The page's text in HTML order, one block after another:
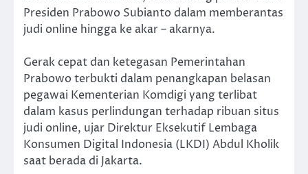
Presiden Prabowo Subianto dalam memberantas
judi online hingga ke akar – akarnya.
Gerak cepat dan ketegasan Pemerintahan
Prabowo terbukti dalam penangkapan belasan
pegawai Kementerian Komdigi yang terlibat
dalam kasus perlindungan terhadap ribuan situs
judi online, ujar Direktur Eksekutif Lembaga
Konsumen Digital Indonesia (LKDI) Abdul Kholik
saat berada di Jakarta.